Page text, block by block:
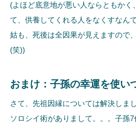
(よほど底意地が悪い人ならともかく
て、供養してくれる人をなくすなん
姑も、死後は全因果が見えますので
(笑))
おまけ：子孫の幸運を使い
さて、先祖因縁については解決しま
ソロシイ術がありまして。。。子孫